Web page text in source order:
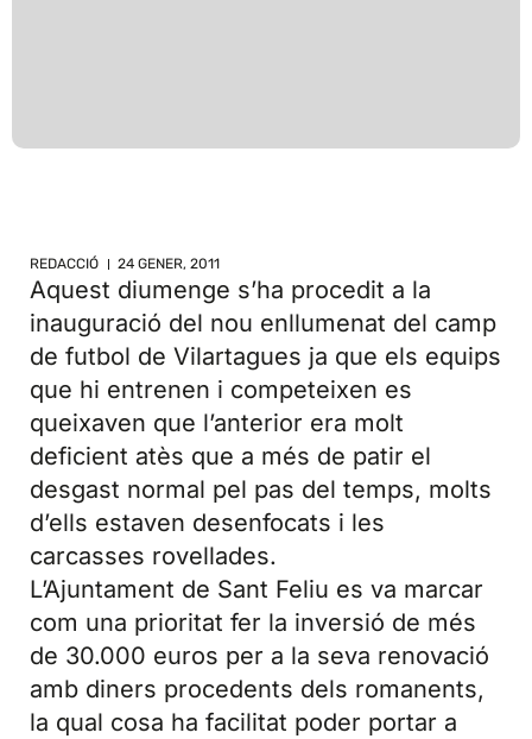
REDACCIÓ 24 GENER, 2011
Aquest diumenge s’ha procedit a la
inauguració del nou enllumenat del camp
de futbol de Vilartagues ja que els equips
que hi entrenen i competeixen es
queixaven que l’anterior era molt
deficient atès que a més de patir el
desgast normal pel pas del temps, molts
d’ells estaven desenfocats i les
carcasses rovellades.
L’Ajuntament de Sant Feliu es va marcar
com una prioritat fer la inversió de més
de 30.000 euros per a la seva renovació
amb diners procedents dels romanents,
la qual cosa ha facilitat poder portar a